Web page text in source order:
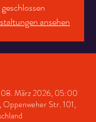
ansehen
März 2026, 05:00
Oppenweher Str. 101,